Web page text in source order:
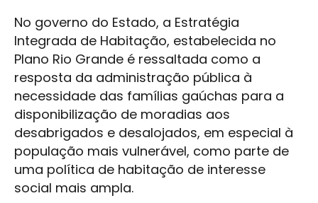
No governo do Estado, a Estratégia
Integrada de Habitação, estabelecida no
Plano Rio Grande é ressaltada como a
resposta da administração pública à
necessidade das famílias gaúchas para a
disponibilização de moradias aos
desabrigados e desalojados, em especial à
população mais vulnerável, como parte de
uma política de habitação de interesse
social mais ampla.